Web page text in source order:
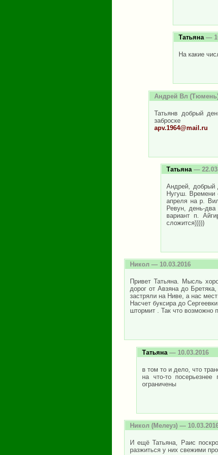
Татьяна—
На какие
Андрей Вл
Татьянв добрый
заброске
apv.1964@mail.ru
Татьяна —
Андрей, добрый
Нугуш. Времени
апреля на р.
Ревун, день-
вариант п.
сложится)))))
Никол — 10.03.2016
Привет Татьяна. Мысль
дорог от Авзяна до
застряли на Ниве, а нас
Насчет буксира до
штормит . Так что возможно
Татьяна — 10.03.2016
в том то и дело, что
на что-то
ограничены
Никол (Мелеуз) —
И ещё Татьяна, Раис
разжиться у них свежими